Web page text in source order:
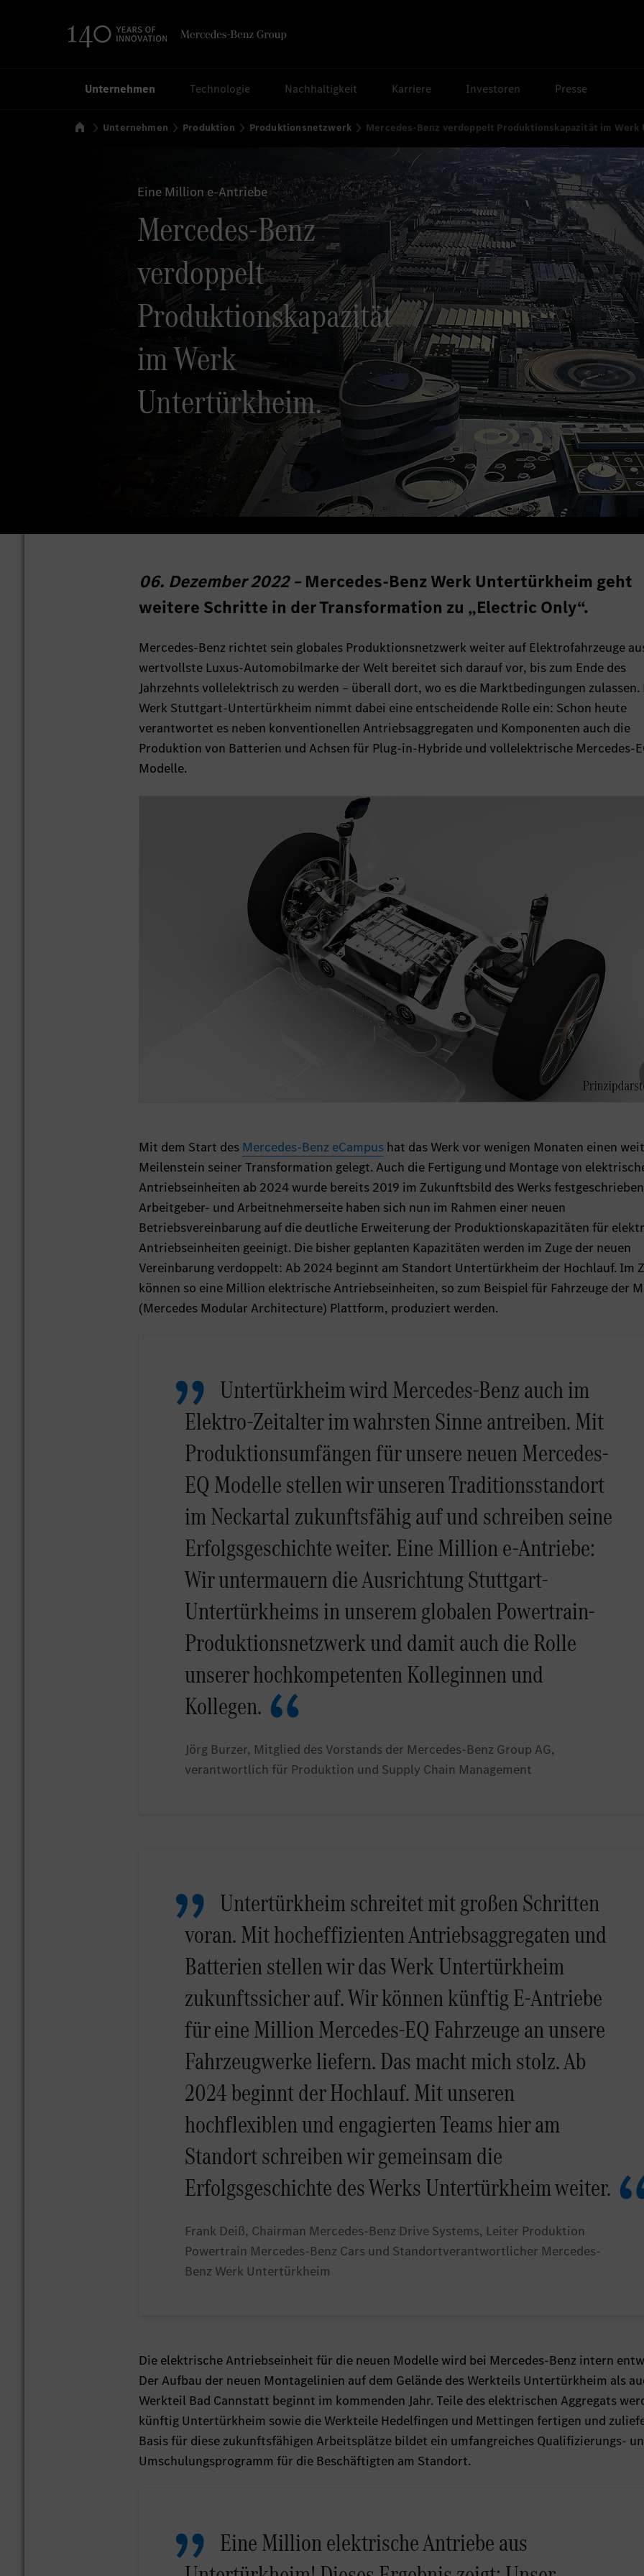
Unternehmen Technologie Nachhaltigkeit Karriere Investoren Presse
Startseite
Unternehmen Produktion Produktionsnetzwerk Mercedes-Benz verdoppelt Produktionskapazität im
Eine Million e-Antriebe
Mercedes-Benz
verdoppelt
Produktionskapazität
im Werk
Untertürkheim.
06. Dezember 2022 – Mercedes-Benz Werk Untertürkheim geht
weitere Schritte in der Transformation zu „Electric Only“.
Mercedes-Benz richtet sein globales Produktionsnetzwerk weiter auf Elektrofahrzeuge
wertvollste Luxus-Automobilmarke der Welt bereitet sich darauf vor, bis zum Ende des
Jahrzehnts vollelektrisch zu werden – überall dort, wo es die Marktbedingungen zulassen.
Werk Stuttgart-Untertürkheim nimmt dabei eine entscheidende Rolle ein: Schon heute
verantwortet es neben konventionellen Antriebsaggregaten und Komponenten auch die
Produktion von Batterien und Achsen für Plug-in-Hybride und vollelektrische Mercedes-
Modelle.
Mit dem Start des Mercedes-Benz eCampus hat das Werk vor wenigen Monaten einen
Meilenstein seiner Transformation gelegt. Auch die Fertigung und Montage von
Antriebseinheiten ab 2024 wurde bereits 2019 im Zukunftsbild des Werks
Arbeitgeber- und Arbeitnehmerseite haben sich nun im Rahmen einer neuen
Betriebsvereinbarung auf die deutliche Erweiterung der Produktionskapazitäten für
Antriebseinheiten geeinigt. Die bisher geplanten Kapazitäten werden im Zuge der neuen
Vereinbarung verdoppelt: Ab 2024 beginnt am Standort Untertürkheim der Hochlauf. Im
können so eine Million elektrische Antriebseinheiten, so zum Beispiel für Fahrzeuge der
(Mercedes Modular Architecture) Plattform, produziert werden.
Untertürkheim wird Mercedes-Benz auch im
Elektro-Zeitalter im wahrsten Sinne antreiben. Mit
Produktionsumfängen für unsere neuen Mercedes-
EQ Modelle stellen wir unseren Traditionsstandort
im Neckartal zukunftsfähig auf und schreiben seine
Erfolgsgeschichte weiter. Eine Million e-Antriebe:
Wir untermauern die Ausrichtung Stuttgart-
Untertürkheims in unserem globalen Powertrain-
Produktionsnetzwerk und damit auch die Rolle
unserer hochkompetenten Kolleginnen und
Kollegen.
Jörg Burzer, Mitglied des Vorstands der Mercedes-Benz Group AG,
verantwortlich für Produktion und Supply Chain Management
Untertürkheim schreitet mit großen Schritten
voran. Mit hocheffizienten Antriebsaggregaten und
Batterien stellen wir das Werk Untertürkheim
zukunftssicher auf. Wir können künftig E-Antriebe
für eine Million Mercedes-EQ Fahrzeuge an unsere
Fahrzeugwerke liefern. Das macht mich stolz. Ab
2024 beginnt der Hochlauf. Mit unseren
hochflexiblen und engagierten Teams hier am
Standort schreiben wir gemeinsam die
Erfolgsgeschichte des Werks Untertürkheim weiter.
Frank Deiß, Chairman Mercedes-Benz Drive Systems, Leiter Produktion
Powertrain Mercedes-Benz Cars und Standortverantwortlicher Mercedes-
Benz Werk Untertürkheim
Die elektrische Antriebseinheit für die neuen Modelle wird bei Mercedes-Benz intern
Der Aufbau der neuen Montagelinien auf dem Gelände des Werkteils Untertürkheim als
Werkteil Bad Cannstatt beginnt im kommenden Jahr. Teile des elektrischen Aggregats
künftig Untertürkheim sowie die Werkteile Hedelfingen und Mettingen fertigen und
Basis für diese zukunftsfähigen Arbeitsplätze bildet ein umfangreiches Qualifizierungs-
Umschulungsprogramm für die Beschäftigten am Standort.
Eine Million elektrische Antriebe aus